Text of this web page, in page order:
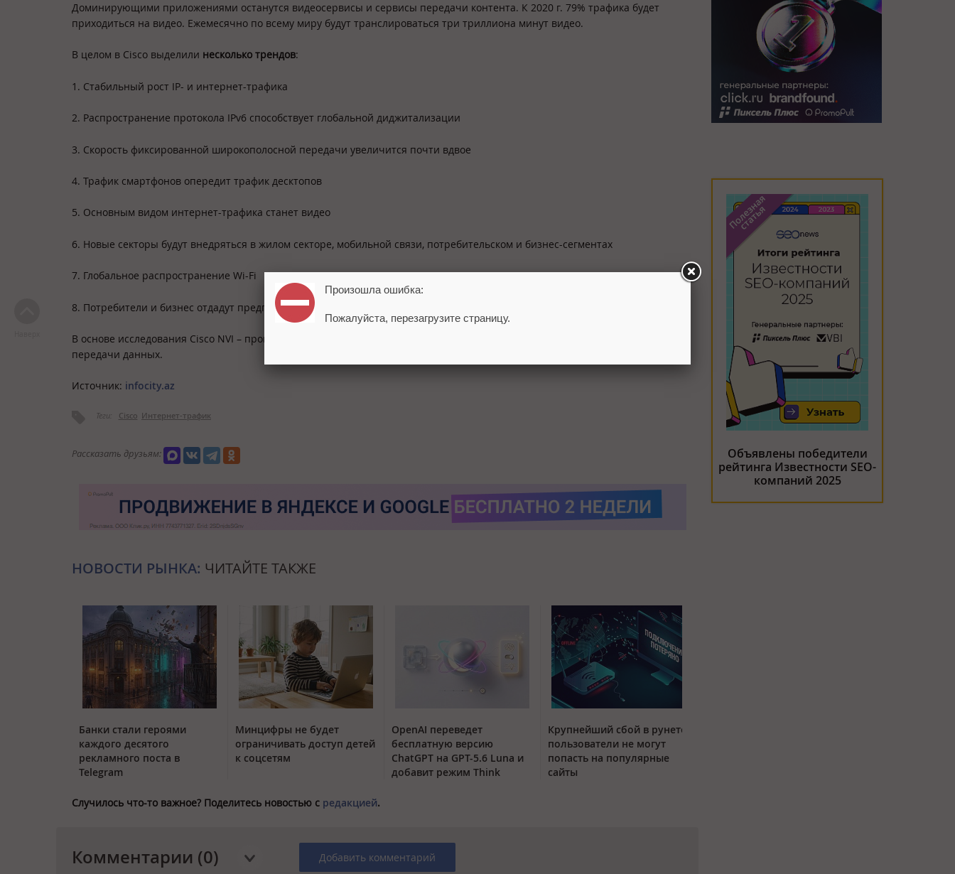
Доминирующими приложениями останутся видеосервисы и сервисы передачи контента. К 2020 г. 79% трафика будет
приходиться на видео. Ежемесячно по всему миру будут транслироваться три триллиона минут видео.
В целом в Cisco выделили несколько трендов:
1. Стабильный рост IP- и интернет-трафика
2. Распространение протокола IPv6 способствует глобальной диджитализации
3. Скорость фиксированной широкополосной передачи увеличится почти вдвое
4. Трафик смартфонов опередит трафик десктопов
5. Основным видом интернет-трафика станет видео
6. Новые секторы будут внедряться в жилом секторе, мобильной связи, потребительском и бизнес-сегментах
7. Глобальное распространение Wi-Fi
8. Потребители и бизнес отдадут предпочтение мобильным сетям перед фиксированными
В основе исследования Cisco NVI – прогнозы независимых аналитиков и исследования реального трафика сетевой
передачи данных.
Источник: infocity.az
Теги: Cisco Интернет-трафик
Рассказать друзьям:
НОВОСТИ РЫНКА: ЧИТАЙТЕ ТАКЖЕ
Банки стали героями
каждого десятого
рекламного поста в
Telegram
Минцифры не будет
ограничивать доступ детей
к соцсетям
OpenAI переведет
бесплатную версию
ChatGPT на GPT-5.6 Luna и
добавит режим Think
Крупнейший сбой в рунете:
пользователи не могут
попасть на популярные
сайты
Случилось что-то важное? Поделитесь новостью с редакцией.
Комментарии (0) Добавить комментарий
Объявлены победители
рейтинга Известности SEO-
компаний 2025
Произошла ошибка:
Пожалуйста, перезагрузите страницу.